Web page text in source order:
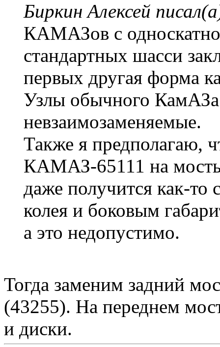
Биркин Алексей
КАМАЗов с
стандартных шасси
первых другая форма
Узлы обычного КамАЗа
невзаимозаменяемые.
Также я предполагаю,
КАМАЗ-65111 на
даже получится как-то
колея и боковым
а это недопустимо.
Тогда заменим задний
(43255). На переднем
и диски.